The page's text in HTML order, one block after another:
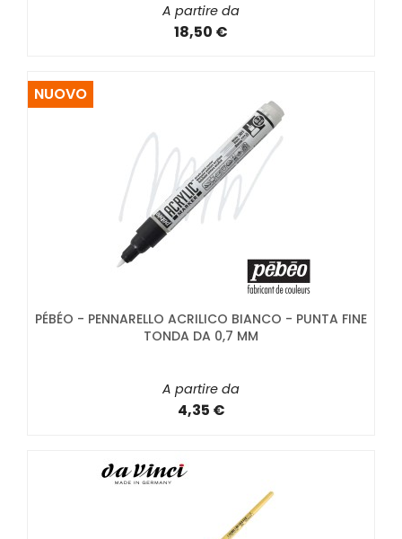
A partire da
18,50 €
PÉBÉO - PENNARELLO ACRILICO BIANCO - PUNTA FINE
TONDA DA 0,7 MM
A partire da
4,35 €
NUOVO